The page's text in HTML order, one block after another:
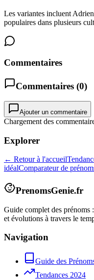
Les variantes incluent
populaires dans plusieurs
Commentaires
Commentaires (0)
Ajouter un commentaire
Chargement des
Explorer
← Retour à l'accueil
idéalComparateur de
PrenomsGenie.fr
Guide complet des
et évolutions à travers le
Navigation
Guide des
Tendances 2024